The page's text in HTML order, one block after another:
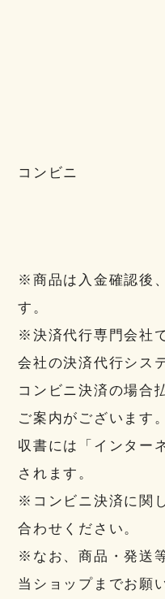
コンビニ
※商品は入金確認後
す。
※決済代行専門会社
会社の決済代行シス
コンビニ決済の場合
ご案内がございます
収書には「インター
されます。
※コンビニ決済に関
合わせください。
※なお、商品・発送
当ショップまでお願